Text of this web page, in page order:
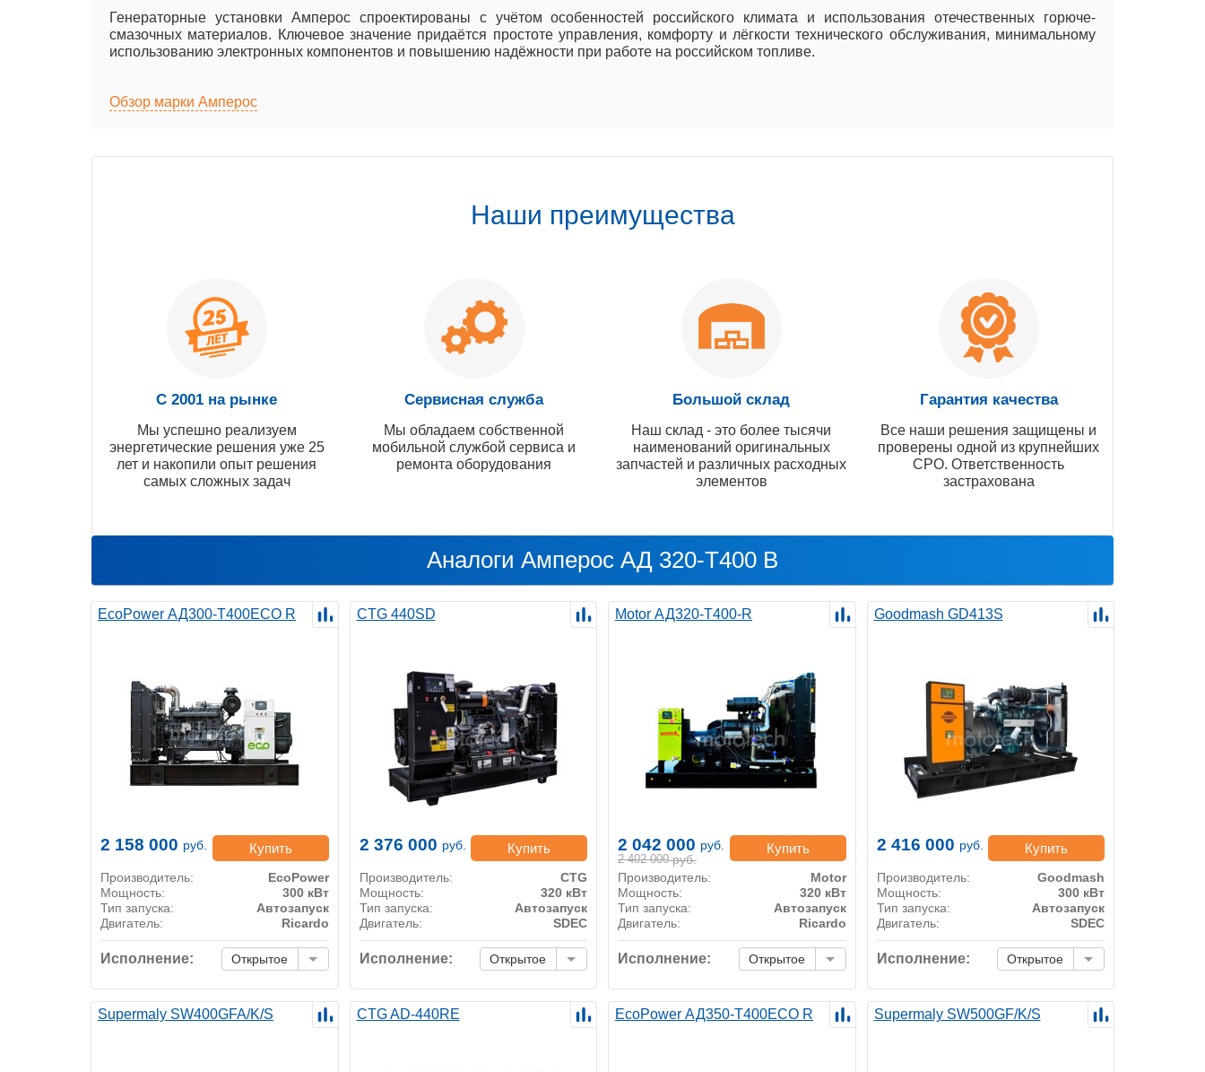
Генераторные установки Амперос спроектированы с учётом особенностей российского климата и использования отечественных горюче-
смазочных материалов. Ключевое значение придаётся простоте управления, комфорту и лёгкости технического обслуживания, минимальному
использованию электронных компонентов и повышению надёжности при работе на российском топливе.
Обзор марки Амперос
Наши преимущества
С 2001 на рынке
Мы успешно реализуем
энергетические решения уже 25
лет и накопили опыт решения
самых сложных задач
Сервисная служба
Мы обладаем собственной
мобильной службой сервиса и
ремонта оборудования
Большой склад
Наш склад - это более тысячи
наименований оригинальных
запчастей и различных расходных
элементов
Гарантия качества
Все наши решения защищены и
проверены одной из крупнейших
СРО. Ответственность
застрахована
Аналоги Амперос АД 320-Т400 B
EcoPower АД300-T400ECO R
2 158 000 руб. Купить
Производитель:
EcoPower
Мощность:
300 кВт
Тип запуска:
Автозапуск
Двигатель:
Ricardo
Исполнение: Открытое
CTG 440SD
2 376 000 руб. Купить
Производитель:
CTG
Мощность:
320 кВт
Тип запуска:
Автозапуск
Двигатель:
SDEC
Исполнение: Открытое
Motor АД320-Т400-R
2 402 000 руб.
2 042 000 руб. Купить
Производитель:
Motor
Мощность:
320 кВт
Тип запуска:
Автозапуск
Двигатель:
Ricardo
Исполнение: Открытое
Goodmash GD413S
2 416 000 руб. Купить
Производитель:
Goodmash
Мощность:
300 кВт
Тип запуска:
Автозапуск
Двигатель:
SDEC
Исполнение: Открытое
Supermaly SW400GFA/K/S CTG AD-440RE EcoPower АД350-T400ECO R Supermaly SW500GF/K/S